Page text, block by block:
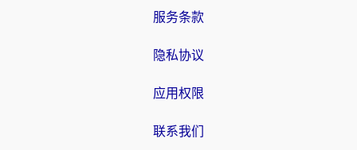
服务条款
隐私协议
应用权限
联系我们